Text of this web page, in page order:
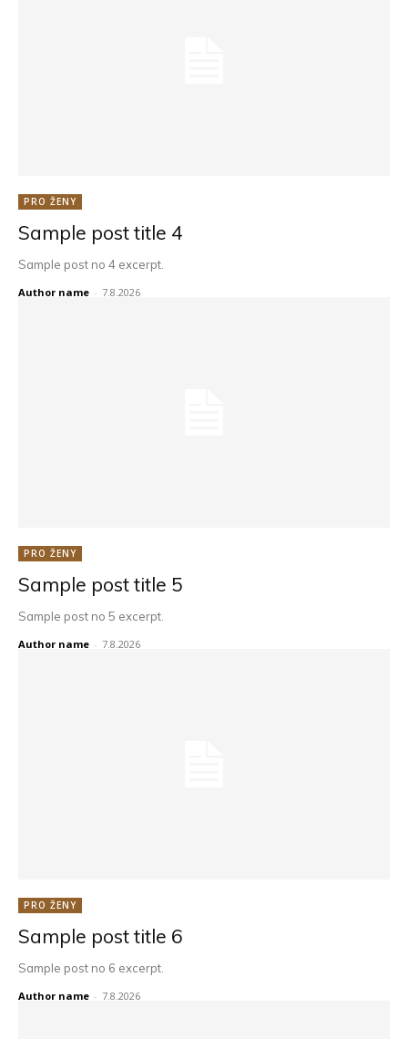
PRO ŽENY
Sample post title 4
Sample post no 4 excerpt.
Author name - 7.8.2026
PRO ŽENY
Sample post title 5
Sample post no 5 excerpt.
Author name - 7.8.2026
PRO ŽENY
Sample post title 6
Sample post no 6 excerpt.
Author name - 7.8.2026